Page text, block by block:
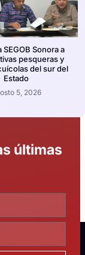
SEGOB Sonora a
pesqueras y
del sur del
Estado
5, 2026
últimas